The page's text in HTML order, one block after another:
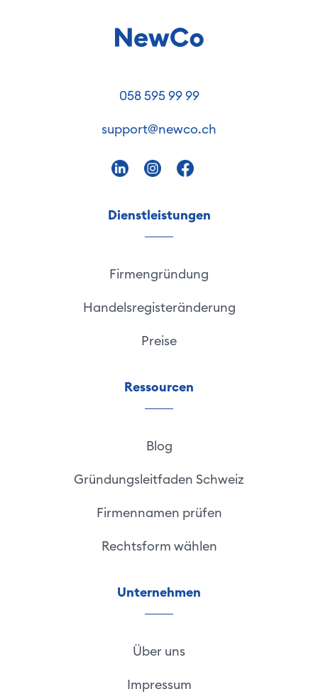
058 595 99 99
support@newco.ch
Dienstleistungen
Firmengründung
Handelsregisteränderung
Preise
Ressourcen
Blog
Gründungsleitfaden Schweiz
Firmennamen prüfen
Rechtsform wählen
Unternehmen
Über uns
Impressum